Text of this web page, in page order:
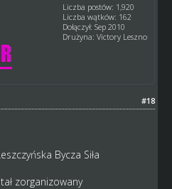
Liczba postów: 1,920
Liczba wątków: 162
Dołączył: Sep 2010
Drużyna: Victory Leszno
#18
Bycza Siła
zorganizowany